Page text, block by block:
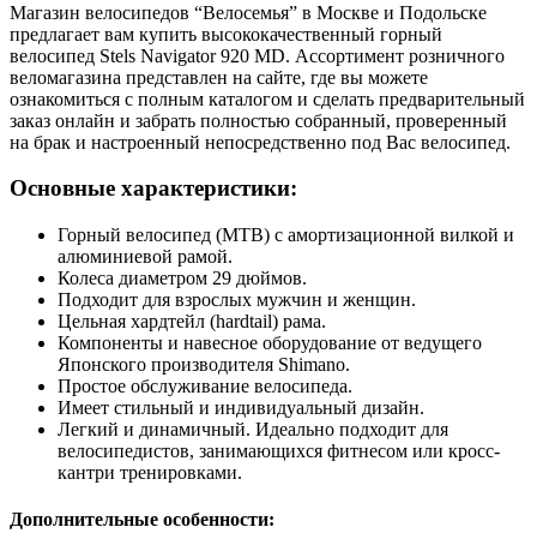
Магазин велосипедов “Велосемья” в Москве и Подольске
предлагает вам купить высококачественный горный
велосипед Stels Navigator 920 MD. Ассортимент розничного
веломагазина представлен на сайте, где вы можете
ознакомиться с полным каталогом и сделать предварительный
заказ онлайн и забрать полностью собранный, проверенный
на брак и настроенный непосредственно под Вас велосипед.
Основные характеристики:
Горный велосипед (MTB) с амортизационной вилкой и
алюминиевой рамой.
Колеса диаметром 29 дюймов.
Подходит для взрослых мужчин и женщин.
Цельная хардтейл (hardtail) рама.
Компоненты и навесное оборудование от ведущего
Японского производителя Shimano.
Простое обслуживание велосипеда.
Имеет стильный и индивидуальный дизайн.
Легкий и динамичный. Идеально подходит для
велосипедистов, занимающихся фитнесом или кросс-
кантри тренировками.
Дополнительные особенности: